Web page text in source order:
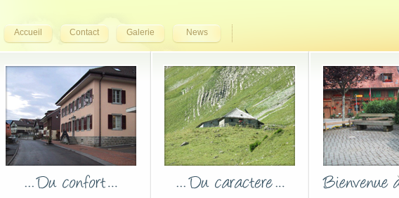
Accueil Contact Galerie News